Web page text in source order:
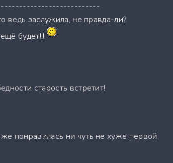
ведь заслужила, не правда-ли?
будет!!!
старость встретит!
понравилась ни чуть не хуже первой